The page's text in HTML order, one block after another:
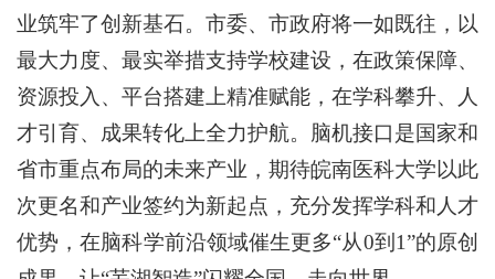
业筑牢了创新基石。市委、市政府将一如既往，以
最大力度、最实举措支持学校建设，在政策保障、
资源投入、平台搭建上精准赋能，在学科攀升、人
才引育、成果转化上全力护航。脑机接口是国家和
省市重点布局的未来产业，期待皖南医科大学以此
次更名和产业签约为新起点，充分发挥学科和人才
优势，在脑科学前沿领域催生更多“从0到1”的原创